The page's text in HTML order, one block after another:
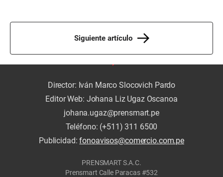
Siguiente artículo
Director: Iván Marco Slocovich Pardo
Editor Web: Johana Liz Ugaz Oscanoa
johana.ugaz@prensmart.pe
Teléfono: (+511) 311 6500
Publicidad:fonoavisos@comercio.com.pe
PRENSMART S.A.C.
Prensmart Calle Paracas #532